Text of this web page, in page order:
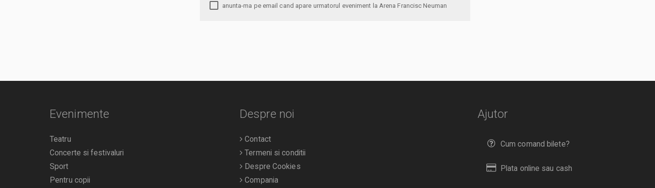
anunta-ma pe email cand apare urmatorul eveniment la Arena Francisc Neuman
Ajutor
Cum comand bilete?
Plata online sau cash
Evenimente
Teatru
Concerte si festivaluri
Sport
Pentru copii
Despre noi
Contact
Termeni si conditii
Despre Cookies
Compania